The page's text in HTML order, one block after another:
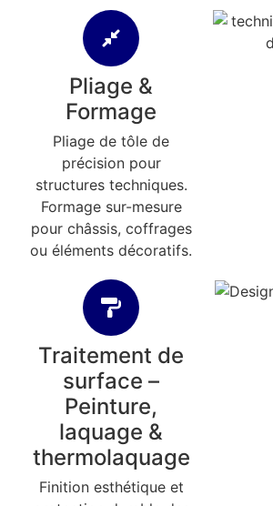
Pliage &
Formage
Pliage de tôle de
précision pour
structures techniques.
Formage sur-mesure
pour châssis, coffrages
ou éléments décoratifs.
Traitement de
surface –
Peinture,
laquage &
thermolaquage
Finition esthétique et